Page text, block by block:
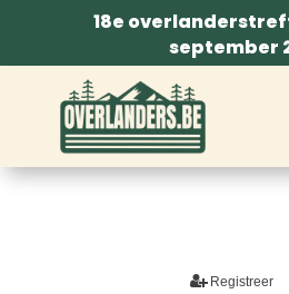
18e
september